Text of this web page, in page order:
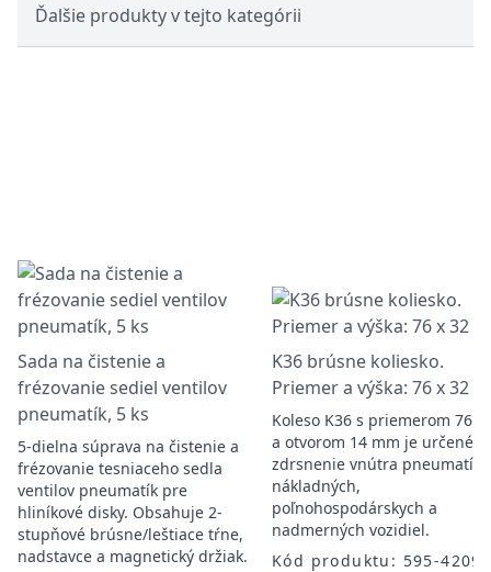
Ďalšie produkty v tejto kategórii
Sada na čistenie a
frézovanie sediel ventilov
pneumatík, 5 ks
5-dielna súprava na čistenie a
frézovanie tesniaceho sedla
ventilov pneumatík pre
hliníkové disky. Obsahuje 2-
stupňové brúsne/leštiace tŕne,
nadstavce a magnetický držiak.
K36 brúsne koliesko.
Priemer a výška: 76 x 32
Koleso K36 s priemerom 76
a otvorom 14 mm je určené
zdrsnenie vnútra pneumatík
nákladných,
poľnohospodárskych a
nadmerných vozidiel.
Kód produktu: 595-4209